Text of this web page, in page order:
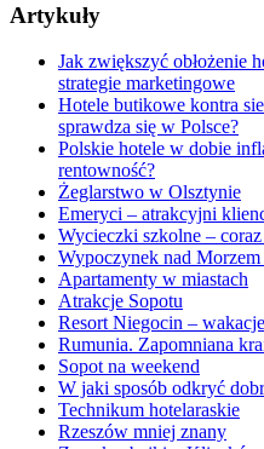
Artykuły
Jak zwiększyć obłożenie
strategie marketingowe
Hotele butikowe kontra
sprawdza się w Polsce?
Polskie hotele w dobie
rentowność?
Żeglarstwo w Olsztynie
Emeryci – atrakcyjni
Wycieczki szkolne –
Wypoczynek nad
Apartamenty w miastach
Atrakcje Sopotu
Resort Niegocin –
Rumunia. Zapomniana
Sopot na weekend
W jaki sposób odkryć
Technikum hotelaraskie
Rzeszów mniej znany